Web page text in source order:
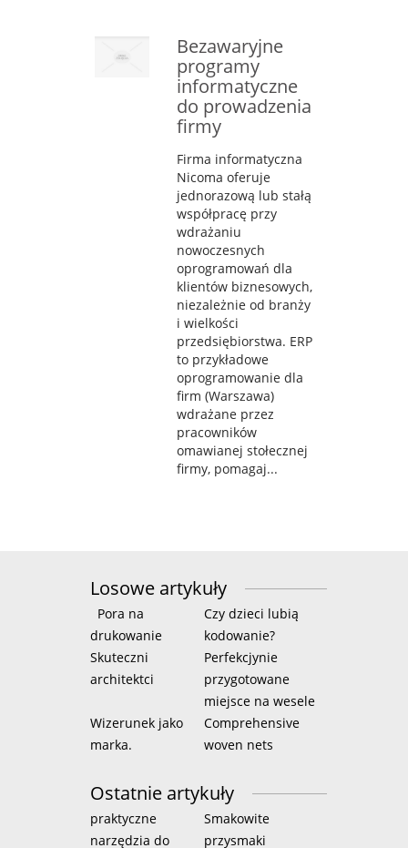
Bezawaryjne
programy
informatyczne
do prowadzenia
firmy
Firma informatyczna
Nicoma oferuje
jednorazową lub stałą
współpracę przy
wdrażaniu
nowoczesnych
oprogramowań dla
klientów biznesowych,
niezależnie od branży
i wielkości
przedsiębiorstwa. ERP
to przykładowe
oprogramowanie dla
firm (Warszawa)
wdrażane przez
pracowników
omawianej stołecznej
firmy, pomagaj...
Losowe artykuły
Pora na
drukowanie
Czy dzieci lubią
kodowanie?
Skuteczni
architektci
Perfekcjynie
przygotowane
miejsce na wesele
Wizerunek jako
marka.
Comprehensive
woven nets
Ostatnie artykuły
praktyczne
narzędzia do
Smakowite
przysmaki